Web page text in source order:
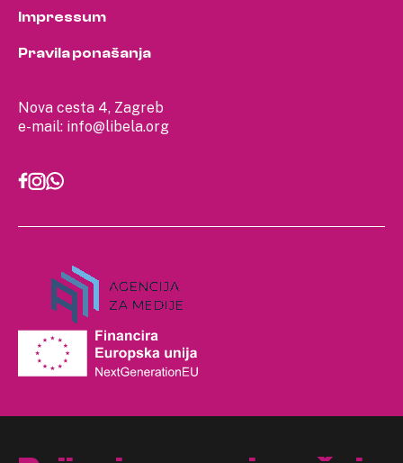
Nova cesta 4, Zagreb
e-mail: info@libela.org
Impressum
Pravila ponašanja